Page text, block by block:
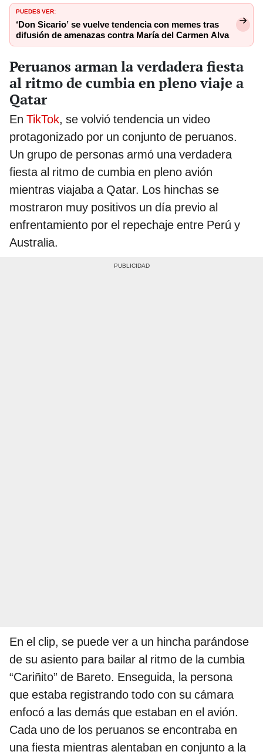
PUEDES VER:
‘Don Sicario’ se vuelve tendencia con memes tras
difusión de amenazas contra María del Carmen Alva
Peruanos arman la verdadera fiesta
al ritmo de cumbia en pleno viaje a
Qatar
En TikTok, se volvió tendencia un video
protagonizado por un conjunto de peruanos.
Un grupo de personas armó una verdadera
fiesta al ritmo de cumbia en pleno avión
mientras viajaba a Qatar. Los hinchas se
mostraron muy positivos un día previo al
enfrentamiento por el repechaje entre Perú y
Australia.
En el clip, se puede ver a un hincha parándose
de su asiento para bailar al ritmo de la cumbia
“Cariñito” de Bareto. Enseguida, la persona
que estaba registrando todo con su cámara
enfocó a las demás que estaban en el avión.
Cada uno de los peruanos se encontraba en
una fiesta mientras alentaban en conjunto a la